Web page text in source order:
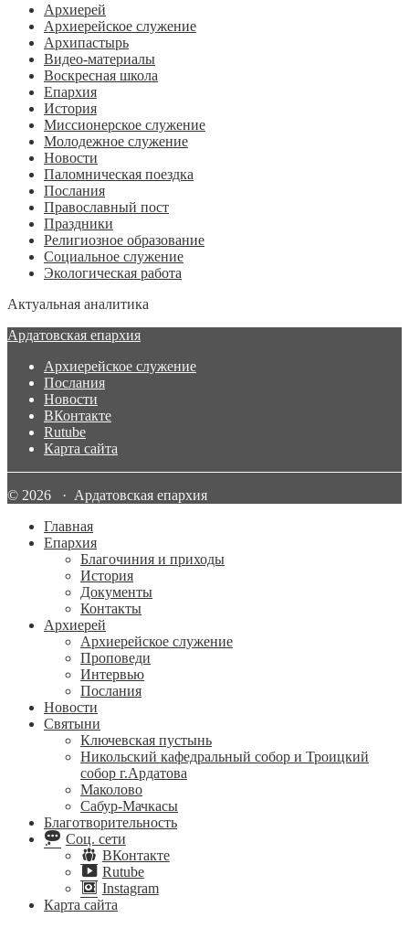
Архиерей
Архиерейское служение
Архипастырь
Видео-материалы
Воскресная школа
Епархия
История
Миссионерское служение
Молодежное служение
Новости
Паломническая поездка
Послания
Православный пост
Праздники
Религиозное образование
Социальное служение
Экологическая работа
Актуальная аналитика
Ардатовская епархия
Архиерейское служение
Послания
Новости
ВКонтакте
Rutube
Карта сайта
© 2026 · Ардатовская епархия
Главная
Епархия
Благочиния и приходы
История
Документы
Контакты
Архиерей
Архиерейское служение
Проповеди
Интервью
Послания
Новости
Святыни
Ключевская пустынь
Никольский кафедральный собор и Троицкий
собор г.Ардатова
Маколово
Сабур-Мачкасы
Благотворительность
Соц. сети
ВКонтакте
Rutube
Instagram
Карта сайта